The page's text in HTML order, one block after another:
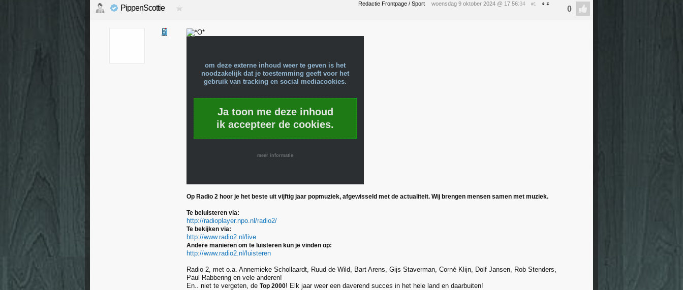
Redactie Frontpage / Sport woensdag 9 oktober 2024 @ 17:56:34 #1
PippenScottie
om deze externe inhoud weer te geven is het
noodzakelijk dat je toestemming geeft voor het
gebruik van tracking en social mediacookies.
Ja toon me deze inhoud
ik accepteer de cookies.
meer informatie
Op Radio 2 hoor je het beste uit vijftig jaar popmuziek, afgewisseld met de actualiteit. Wij brengen mensen samen met muziek.
Te beluisteren via:
http://radioplayer.npo.nl/radio2/
Te bekijken via:
http://www.radio2.nl/live
Andere manieren om te luisteren kun je vinden op:
http://www.radio2.nl/luisteren
Radio 2, met o.a. Annemieke Schollaardt, Ruud de Wild, Bart Arens, Gijs Staverman, Corné Klijn, Dolf Jansen, Rob Stenders,
Paul Rabbering en vele anderen!
En.. niet te vergeten, de Top 2000! Elk jaar weer een daverend succes in het hele land en daarbuiten!